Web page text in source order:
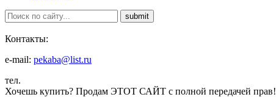
Контакты:
e-mail: pekaba@list.ru
тел.
Хочешь купить? Продам ЭТОТ САЙТ с полной передачей прав!